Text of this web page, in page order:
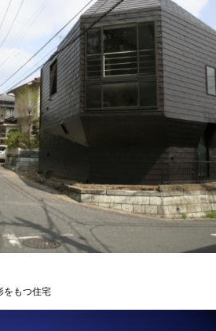
をもつ住宅